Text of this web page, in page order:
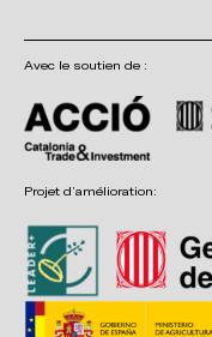
Avec le soutien de :
Projet d’amélioration: